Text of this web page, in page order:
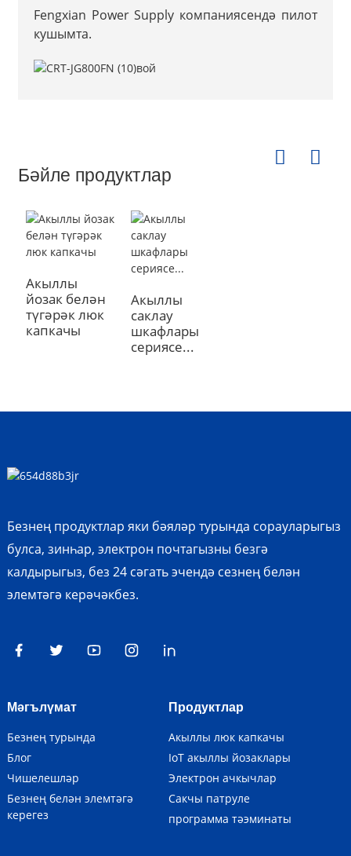
Fengxian Power Supply компаниясендә пилот
кушымта.
Бәйле продуктлар
Акыллы
йозак белән
түгәрәк люк
капкачы
Акыллы
саклау
шкафлары
сериясе...
Безнең продуктлар яки бәяләр турында сорауларыгыз
булса, зинһар, электрон почтагызны безгә
калдырыгыз, без 24 сәгать эчендә сезнең белән
элемтәгә керәчәкбез.
Мәгълүмат
Безнең турында
Блог
Чишелешләр
Безнең белән элемтәгә
керегез
Продуктлар
Акыллы люк капкачы
IoT акыллы йозаклары
Электрон ачкычлар
Сакчы патруле
программа тәэминаты